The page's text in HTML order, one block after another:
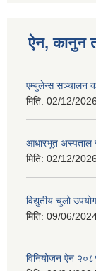
ऐन, कानुन
एम्बुलेन्स सञ्चालन
मिति: 02/12/
आधारभूत अस्पताल
मिति: 02/12/
विद्युतीय चुलो
मिति: 09/06/
विनियोजन ऐन